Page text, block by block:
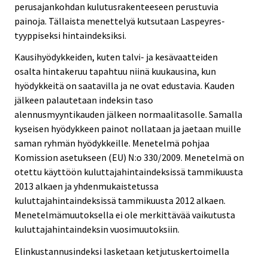
perusajankohdan kulutusrakenteeseen perustuvia
painoja. Tällaista menettelyä kutsutaan Laspeyres-
tyyppiseksi hintaindeksiksi.
Kausihyödykkeiden, kuten talvi- ja kesävaatteiden
osalta hintakeruu tapahtuu niinä kuukausina, kun
hyödykkeitä on saatavilla ja ne ovat edustavia. Kauden
jälkeen palautetaan indeksin taso
alennusmyyntikauden jälkeen normaalitasolle. Samalla
kyseisen hyödykkeen painot nollataan ja jaetaan muille
saman ryhmän hyödykkeille. Menetelmä pohjaa
Komission asetukseen (EU) N:o 330/2009. Menetelmä on
otettu käyttöön kuluttajahintaindeksissä tammikuusta
2013 alkaen ja yhdenmukaistetussa
kuluttajahintaindeksissä tammikuusta 2012 alkaen.
Menetelmämuutoksella ei ole merkittävää vaikutusta
kuluttajahintaindeksin vuosimuutoksiin.
Elinkustannusindeksi lasketaan ketjutuskertoimella